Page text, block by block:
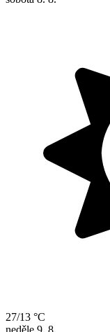
27/13 °C
neděle 9. 8.